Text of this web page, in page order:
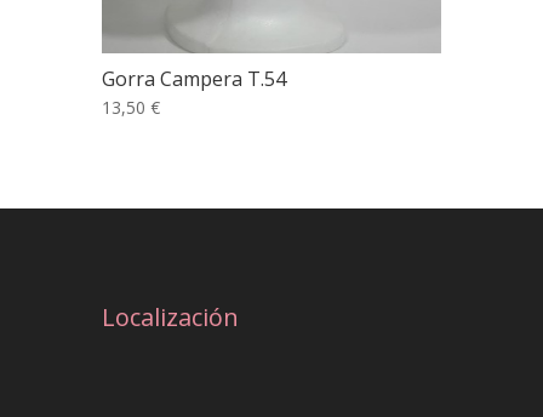
Gorra Campera T.54
13,50 €
Localización